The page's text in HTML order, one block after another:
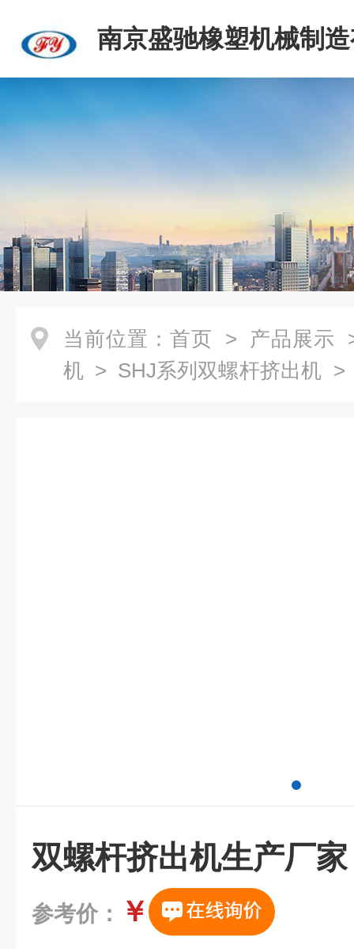
南京盛驰橡塑机械制
司
当前位置： 首页 > 产品展示
机 > SHJ系列双螺杆挤出机 >
双螺杆挤出机生产厂家
参考价： ￥